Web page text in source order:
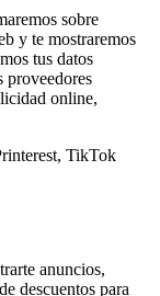
sobre
y te mostraremos
tus datos
proveedores
online,
TikTok
anuncios,
descuentos para